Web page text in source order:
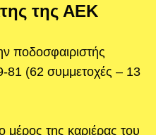
της ΑΕΚ
ποδοσφαιριστής
81 (62 συμμετοχές – 13
μέρος της καριέρας του